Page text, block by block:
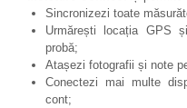
Sincronizezi toate
Urmărești locația GPS
probă;
Atașezi fotografii și note
Conectezi mai multe
cont;